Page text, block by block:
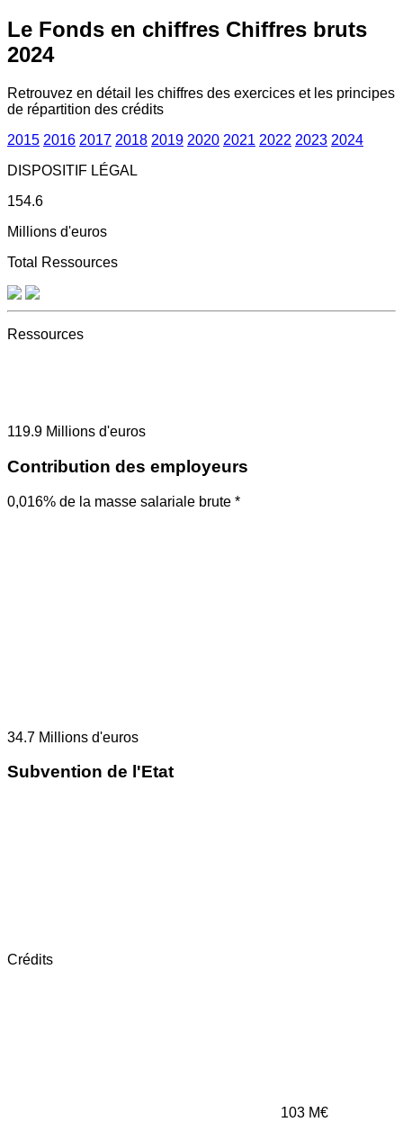
Le Fonds en chiffres Chiffres bruts
2024
Retrouvez en détail les chiffres des exercices et les principes
de répartition des crédits
2015 2016 2017 2018 2019 2020 2021 2022 2023 2024
DISPOSITIF LÉGAL
154.6
Millions d'euros
Total Ressources
Ressources
119.9 Millions d'euros
Contribution des employeurs
0,016% de la masse salariale brute *
34.7 Millions d'euros
Subvention de l'Etat
Crédits
103 M€